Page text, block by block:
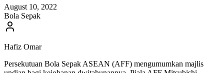
August 10, 2022
Bola Sepak
Hafiz Omar
Persekutuan Bola Sepak ASEAN (AFF) mengumumkan majlis